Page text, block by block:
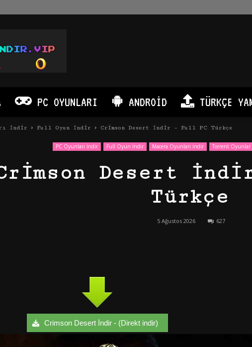
PC OYUNLARI ANDROID TÜRKÇE
İndir Full Oyun İndir Crimson Desert İndir – Full PC Türkçe
PC Oyunları İndir Full Oyun İndir Macera Oyunları İndir Torrent
Desert
Türkçe
5 Ağustos 2026 627
Crimson Desert İndir - (Direkt indir)